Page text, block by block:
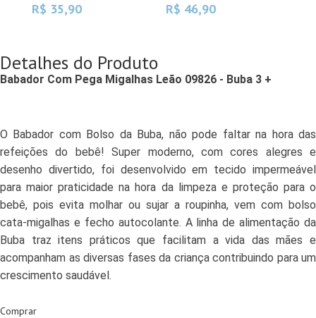
R$ 35,90 R$ 46,90
Detalhes do Produto
Babador Com Pega Migalhas Leão 09826 - Buba 3 +
O Babador com Bolso da Buba, não pode faltar na hora das
refeições do bebê! Super moderno, com cores alegres e
desenho divertido, foi desenvolvido em tecido impermeável
para maior praticidade na hora da limpeza e proteção para o
bebê, pois evita molhar ou sujar a roupinha, vem com bolso
cata-migalhas e fecho autocolante. A linha de alimentação da
Buba traz itens práticos que facilitam a vida das mães e
acompanham as diversas fases da criança contribuindo para um
crescimento saudável.
Comprar